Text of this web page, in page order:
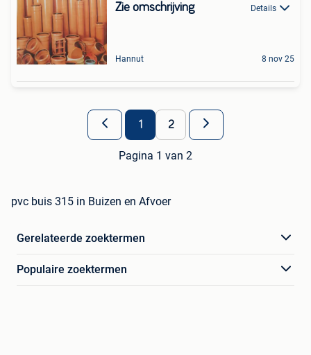
Zie omschrijving Details
Hannut 8 nov 25
1 2
Pagina 1 van 2
pvc buis 315 in Buizen en Afvoer
Gerelateerde zoektermen
Populaire zoektermen